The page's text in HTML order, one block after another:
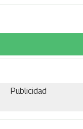
Publicidad